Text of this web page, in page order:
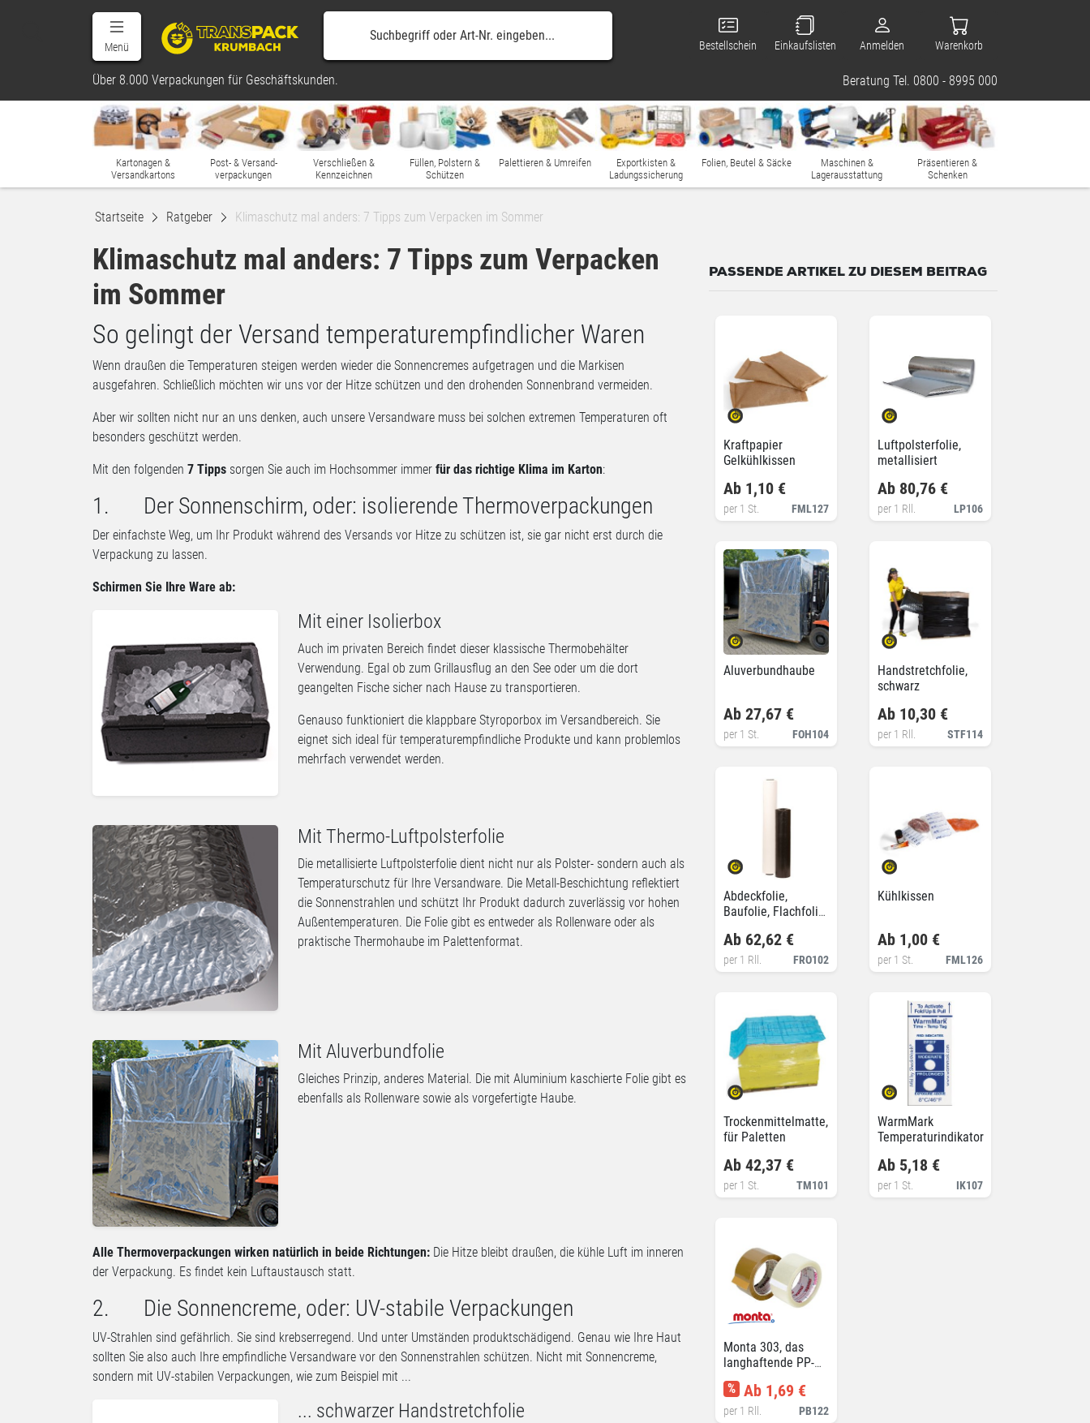
Menü Bestellschein Einkaufslisten Anmelden Warenkorb
Über 8.000 Verpackungen für Geschäftskunden. Beratung Tel. 0800 - 8995 000
Kartonagen &
Versandkartons
Post- & Versand-
verpackungen
Verschließen &
Kennzeichnen
Füllen, Polstern &
Schützen
Palettieren & Umreifen
Exportkisten &
Ladungssicherung
Folien, Beutel & Säcke
Maschinen &
Lagerausstattung
Präsentieren &
Schenken
Startseite Ratgeber Klimaschutz mal anders: 7 Tipps zum Verpacken im Sommer
Klimaschutz mal anders: 7 Tipps zum Verpacken
im Sommer
So gelingt der Versand temperaturempfindlicher Waren
Wenn draußen die Temperaturen steigen werden wieder die Sonnencremes aufgetragen und die Markisen
ausgefahren. Schließlich möchten wir uns vor der Hitze schützen und den drohenden Sonnenbrand vermeiden.
Aber wir sollten nicht nur an uns denken, auch unsere Versandware muss bei solchen extremen Temperaturen oft
besonders geschützt werden.
Mit den folgenden 7 Tipps sorgen Sie auch im Hochsommer immer für das richtige Klima im Karton:
1. Der Sonnenschirm, oder: isolierende Thermoverpackungen
Der einfachste Weg, um Ihr Produkt während des Versands vor Hitze zu schützen ist, sie gar nicht erst durch die
Verpackung zu lassen.
Schirmen Sie Ihre Ware ab:
Mit einer Isolierbox
Auch im privaten Bereich findet dieser klassische Thermobehälter
Verwendung. Egal ob zum Grillausflug an den See oder um die dort
geangelten Fische sicher nach Hause zu transportieren.
Genauso funktioniert die klappbare Styroporbox im Versandbereich. Sie
eignet sich ideal für temperaturempfindliche Produkte und kann problemlos
mehrfach verwendet werden.
Mit Thermo-Luftpolsterfolie
Die metallisierte Luftpolsterfolie dient nicht nur als Polster- sondern auch als
Temperaturschutz für Ihre Versandware. Die Metall-Beschichtung reflektiert
die Sonnenstrahlen und schützt Ihr Produkt dadurch zuverlässig vor hohen
Außentemperaturen. Die Folie gibt es entweder als Rollenware oder als
praktische Thermohaube im Palettenformat.
Mit Aluverbundfolie
Gleiches Prinzip, anderes Material. Die mit Aluminium kaschierte Folie gibt es
ebenfalls als Rollenware sowie als vorgefertigte Haube.
Alle Thermoverpackungen wirken natürlich in beide Richtungen: Die Hitze bleibt draußen, die kühle Luft im inneren
der Verpackung. Es findet kein Luftaustausch statt.
2. Die Sonnencreme, oder: UV-stabile Verpackungen
UV-Strahlen sind gefährlich. Sie sind krebserregend. Und unter Umständen produktschädigend. Genau wie Ihre Haut
sollten Sie also auch Ihre empfindliche Versandware vor den Sonnenstrahlen schützen. Nicht mit Sonnencreme,
sondern mit UV-stabilen Verpackungen, wie zum Beispiel mit ...
... schwarzer Handstretchfolie
PASSENDE ARTIKEL ZU DIESEM BEITRAG
Kraftpapier
Gelkühlkissen
FML127
Ab 1,10 €
per 1 St.
Luftpolsterfolie,
metallisiert
LP106
Ab 80,76 €
per 1 Rll.
Aluverbundhaube
FOH104
Ab 27,67 €
per 1 St.
Handstretchfolie,
schwarz
STF114
Ab 10,30 €
per 1 Rll.
Abdeckfolie,
Baufolie, Flachfolie,
FRO102
Ab 62,62 €
per 1 Rll.
Kühlkissen
FML126
Ab 1,00 €
per 1 St.
Trockenmittelmatte,
für Paletten
TM101
Ab 42,37 €
per 1 St.
WarmMark
Temperaturindikator
IK107
Ab 5,18 €
per 1 St.
Monta 303, das
langhaftende PP-
Packband
PB122
% Ab 1,69 €
per 1 Rll.